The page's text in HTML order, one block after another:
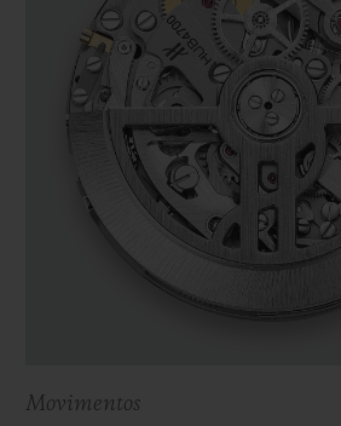
Movimentos